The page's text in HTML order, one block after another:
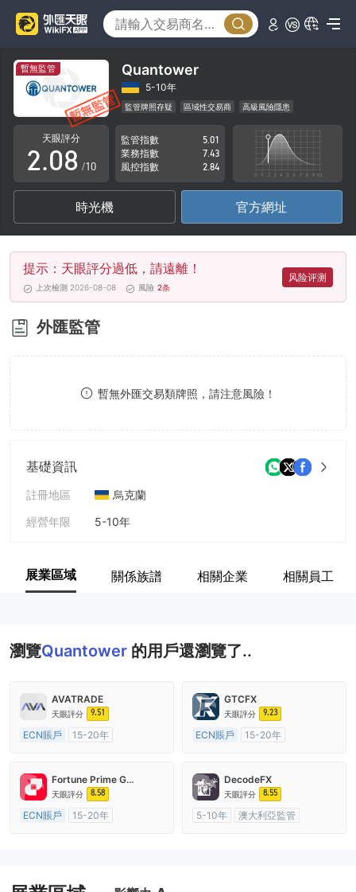
暫無監管 Quantower
5-10年
監管牌照存疑 區域性交易商 高級風險隱患
天眼評分
0
1
2
3
4
5
6
7
8
.0
1
2
3
4
5
6
4
5
6
7
8
9
/10
監管指數
5.01
業務指數
7.43
風控指數
2.84
時光機 官方網址
提示：天眼評分過低，請遠離！
上次檢測 2026-08-08 風險 2条
风险评测
外匯監管
暫無外匯交易類牌照，請注意風險！
基礎資訊
註冊地區
烏克蘭
經營年限
5-10年
展業區域 關係族譜 相關企業 相關員工
瀏覽Quantower 的用戶還瀏覽了..
AVATRADE
天眼評分 9.51
ECN賬戶
15-20年
主標MT4
GTCFX
天眼評分 9.23
ECN賬戶
15-20年
主標MT4
Fortune Prime Global
天眼評分 8.58
ECN賬戶
15-20年
DecodeFX
天眼評分 8.55
5-10年
澳大利亞監管